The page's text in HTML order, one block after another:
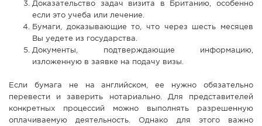
Доказательство задач визита в Британию, особенно
если это учеба или лечение.
Бумаги, доказывающие то, что через шесть месяцев
Вы уедете из государства.
Документы, подтверждающие информацию,
изложенную в заявке на подачу визы.
Если бумага не на английском, ее нужно обязательно
перевести и заверить нотариально. Для представителей
конкретных процессий можно выполнять разрешенную
оплачиваемую деятельность. Однако для этого важно